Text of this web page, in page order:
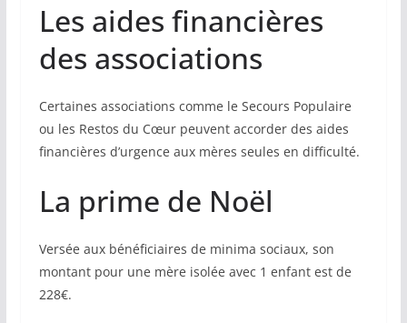
Les aides financières
des associations
Certaines associations comme le Secours Populaire
ou les Restos du Cœur peuvent accorder des aides
financières d’urgence aux mères seules en difficulté.
La prime de Noël
Versée aux bénéficiaires de minima sociaux, son
montant pour une mère isolée avec 1 enfant est de
228€.